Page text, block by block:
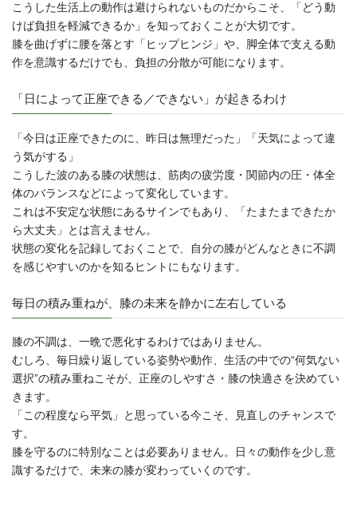
こうした生活上の動作は避けられないものだからこそ、「どう動
けば負担を軽減できるか」を知っておくことが大切です。
膝を曲げずに腰を落とす「ヒップヒンジ」や、脚全体で支える動
作を意識するだけでも、負担の分散が可能になります。
「日によって正座できる／できない」が起きるわけ
「今日は正座できたのに、昨日は無理だった」「天気によって違
う気がする」
こうした波のある膝の状態は、筋肉の疲労度・関節内の圧・体全
体のバランスなどによって変化しています。
これは不安定な状態にあるサインでもあり、「たまたまできたか
ら大丈夫」とは言えません。
状態の変化を記録しておくことで、自分の膝がどんなときに不調
を感じやすいのかを知るヒントにもなります。
毎日の積み重ねが、膝の未来を静かに左右している
膝の不調は、一晩で悪化するわけではありません。
むしろ、毎日繰り返している姿勢や動作、生活の中での“何気ない
選択”の積み重ねこそが、正座のしやすさ・膝の快適さを決めてい
きます。
「この程度なら平気」と思っている今こそ、見直しのチャンスで
す。
膝を守るのに特別なことは必要ありません。日々の動作を少し意
識するだけで、未来の膝が変わっていくのです。